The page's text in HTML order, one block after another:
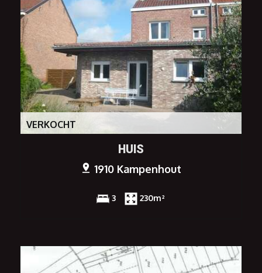
VERKOCHT
HUIS
1910 Kampenhout
3 230m²